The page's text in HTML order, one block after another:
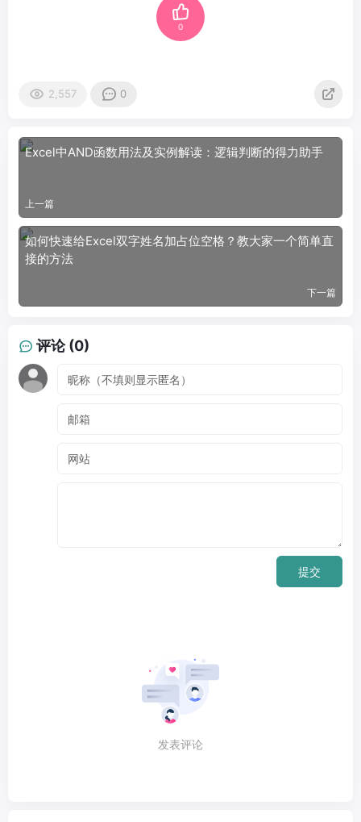
0
2,557 0
Excel中AND函数用法及实例解读：逻辑判断的得力助手
上一篇
如何快速给Excel双字姓名加占位空格？教大家一个简单直
接的方法
下一篇
评论 (0)
提交
发表评论